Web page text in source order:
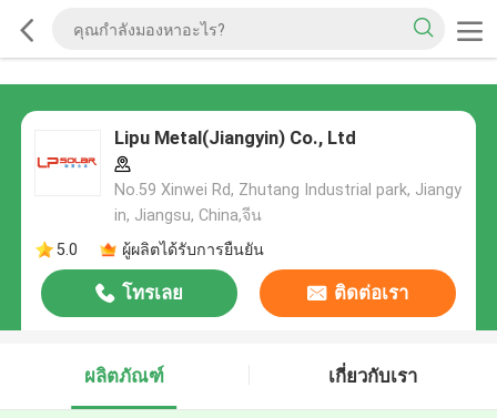
Lipu Metal(Jiangyin) Co., Ltd
No.59 Xinwei Rd, Zhutang Industrial park, Jiangy
in, Jiangsu, China,จีน
5.0
ผู้ผลิตได้รับการยืนยัน
โทรเลย ติดต่อเรา
ผลิตภัณฑ์ เกี่ยวกับเรา